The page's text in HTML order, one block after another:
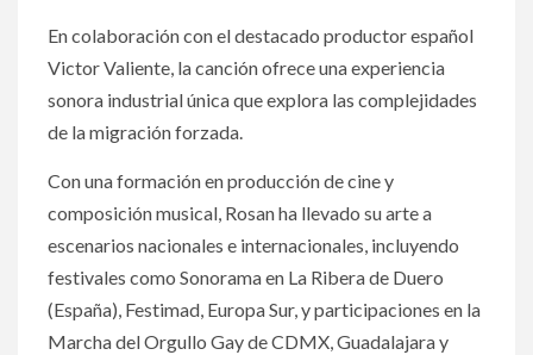
En colaboración con el destacado productor español
Victor Valiente, la canción ofrece una experiencia
sonora industrial única que explora las complejidades
de la migración forzada.
Con una formación en producción de cine y
composición musical, Rosan ha llevado su arte a
escenarios nacionales e internacionales, incluyendo
festivales como Sonorama en La Ribera de Duero
(España), Festimad, Europa Sur, y participaciones en la
Marcha del Orgullo Gay de CDMX, Guadalajara y